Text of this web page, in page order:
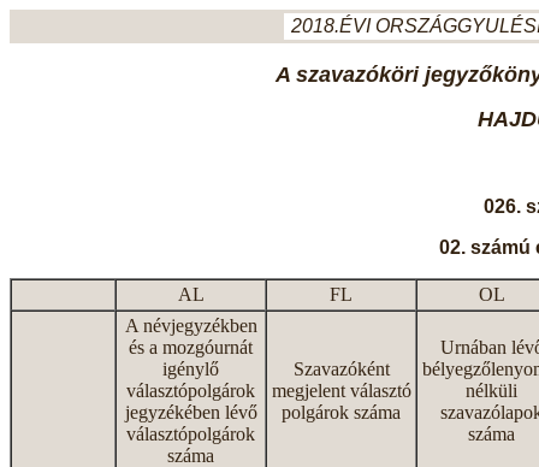
2018.ÉVI
A szavazóköri
026.
02. számú
AL FL
OL
A névjegyzékben
és a mozgóurnát
igénylő
választópolgárok
jegyzékében lévő
választópolgárok
száma
Szavazóként
megjelent választó
polgárok száma
Urnában
nélküli
száma